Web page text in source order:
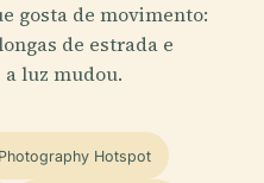
gosta de movimento:
de estrada e
luz mudou.
Photography Hotspot